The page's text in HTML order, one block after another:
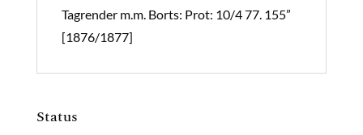
Tagrender m.m. Borts: Prot: 10/4 77. 155”
[1876/1877]
Status